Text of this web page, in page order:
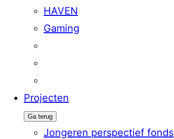
HAVEN
Gaming
Projecten
Ga terug
Jongeren perspectief fonds